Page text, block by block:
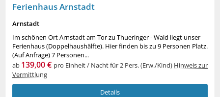
Ferienhaus Arnstadt
Arnstadt
Im schönen Ort Arnstadt am Tor zu Thueringer - Wald liegt unser
Ferienhaus (Doppelhaushälfte). Hier finden bis zu 9 Personen Platz.
(Auf Anfrage) 7 Personen...
ab 139,00 € pro Einheit / Nacht für 2 Pers. (Erw./Kind) Hinweis zur
Vermittlung
Details